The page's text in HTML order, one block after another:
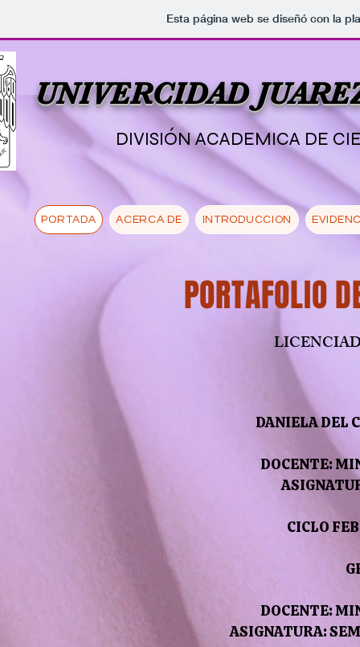
Esta página web se diseñó con la
UNIVERCIDAD
DIVISIÓN ACADEMICA DE
PORTADA ACERCA DE INTRODUCCION
PORTAFOLIO
DANIELA DEL
DOCENTE:
CICLO
DOCENTE:
ASIGNATURA: